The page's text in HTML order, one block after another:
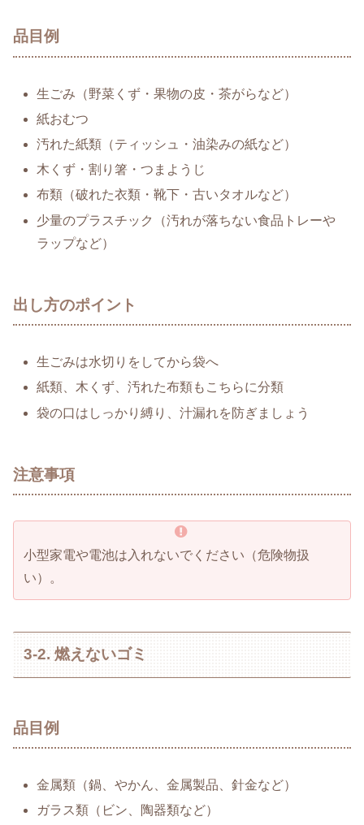
品目例
生ごみ（野菜くず・果物の皮・茶がらなど）
紙おむつ
汚れた紙類（ティッシュ・油染みの紙など）
木くず・割り箸・つまようじ
布類（破れた衣類・靴下・古いタオルなど）
少量のプラスチック（汚れが落ちない食品トレーや
ラップなど）
出し方のポイント
生ごみは水切りをしてから袋へ
紙類、木くず、汚れた布類もこちらに分類
袋の口はしっかり縛り、汁漏れを防ぎましょう
注意事項
小型家電や電池は入れないでください（危険物扱
い）。
3-2. 燃えないゴミ
品目例
金属類（鍋、やかん、金属製品、針金など）
ガラス類（ビン、陶器類など）